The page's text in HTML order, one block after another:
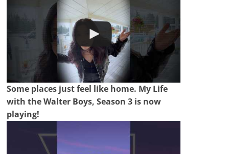
Some places just feel like home. My Life
with the Walter Boys, Season 3 is now
playing!